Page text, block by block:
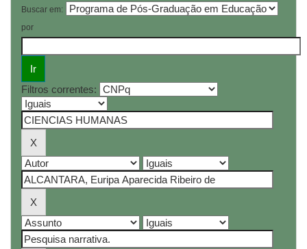
Buscar em:
por
Filtros correntes: